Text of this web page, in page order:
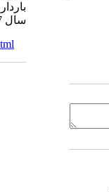
سال 1387 تا 1396. پایش. 1403; 23 (6) :885-893